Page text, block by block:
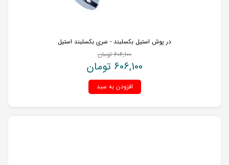
در پوش استیل بکسلبند - سَری بکسلبند استیل
606,100 تومان
606,100 تومان
افزودن به سبد